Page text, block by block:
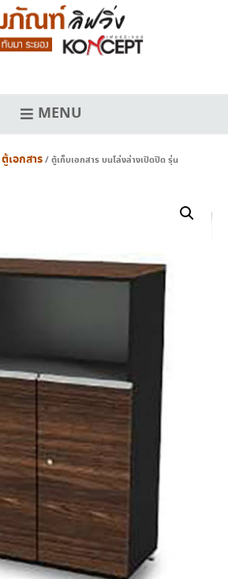
MENU
ตู้เอกสาร/ ตู้เก็บเอกสาร บนโล่งล่างเปิดปิด รุ่น